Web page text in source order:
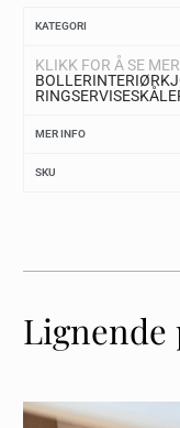
KATEGORI
KLIKK FOR Å SE
BOLLERINTERIØR
RINGSERVISE
MER INFO
SKU